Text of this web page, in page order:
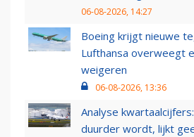
06-08-2026, 14:27
Boeing krijgt nieuwe
Lufthansa overweegt
weigeren
06-08-2026, 13:36
Analyse
duurder wordt, lijkt